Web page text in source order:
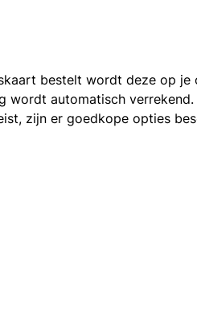
bestelt wordt deze op
automatisch verrekend.
zijn er goedkope opties